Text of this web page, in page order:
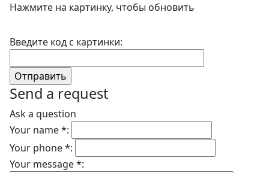
Нажмите на картинку, чтобы обновить
Введите код с картинки:
Send a request
Ask a question
Your name *:
Your phone *:
Your message *: